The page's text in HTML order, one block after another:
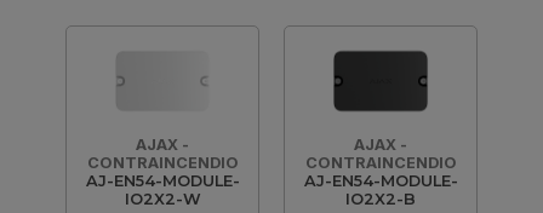
AJAX -
CONTRAINCENDIO
AJ-EN54-MODULE-
IO2X2-W
AJAX -
CONTRAINCENDIO
AJ-EN54-MODULE-
IO2X2-B